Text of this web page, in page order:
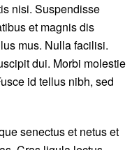
nisi. Suspendisse
et magnis dis
mus. Nulla facilisi.
dui. Morbi molestie
id tellus nibh, sed
senectus et netus et